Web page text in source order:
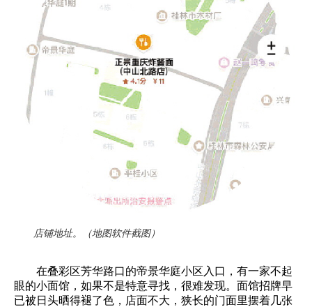
店铺地址。（地图软件截图）
在叠彩区芳华路口的帝景华庭小区入口，有一家不起
眼的小面馆，如果不是特意寻找，很难发现。面馆招牌早
已被日头晒得褪了色，店面不大，狭长的门面里摆着几张